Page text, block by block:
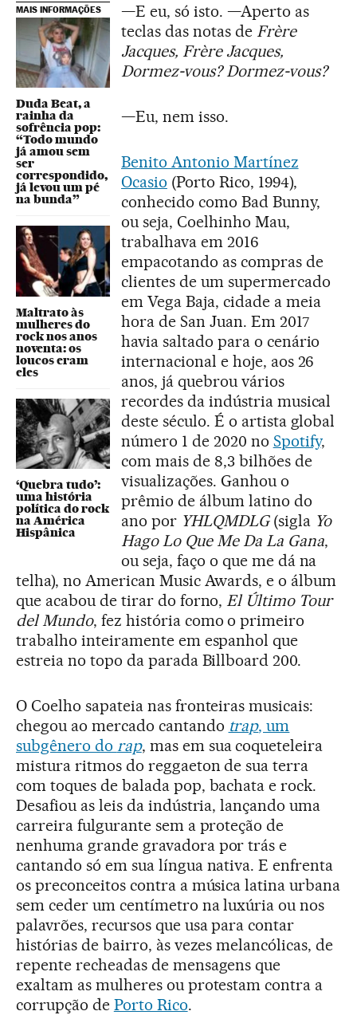
MAIS INFORMAÇÕES
Duda Beat, a
rainha da
sofrência pop:
“Todo mundo
já amou sem
ser
correspondido,
já levou um pé
na bunda”
Maltrato às
mulheres do
rock nos anos
noventa: os
loucos eram
eles
‘Quebra tudo’:
uma história
política do rock
na América
Hispânica
—E eu, só isto. —Aperto as
teclas das notas de Frère
Jacques, Frère Jacques,
Dormez-vous? Dormez-vous?
—Eu, nem isso.
Benito Antonio Martínez
Ocasio (Porto Rico, 1994),
conhecido como Bad Bunny,
ou seja, Coelhinho Mau,
trabalhava em 2016
empacotando as compras de
clientes de um supermercado
em Vega Baja, cidade a meia
hora de San Juan. Em 2017
havia saltado para o cenário
internacional e hoje, aos 26
anos, já quebrou vários
recordes da indústria musical
deste século. É o artista global
número 1 de 2020 no Spotify,
com mais de 8,3 bilhões de
visualizações. Ganhou o
prêmio de álbum latino do
ano por YHLQMDLG(sigla Yo
Hago Lo Que Me Da La Gana,
ou seja, faço o que me dá na
telha), no American Music Awards, e o álbum
que acabou de tirar do forno, El Último Tour
del Mundo, fez história como o primeiro
trabalho inteiramente em espanhol que
estreia no topo da parada Billboard 200.
O Coelho sapateia nas fronteiras musicais:
chegou ao mercado cantando trap, um
subgênero do rap, mas em sua coqueteleira
mistura ritmos do reggaeton de sua terra
com toques de balada pop, bachata e rock.
Desafiou as leis da indústria, lançando uma
carreira fulgurante sem a proteção de
nenhuma grande gravadora por trás e
cantando só em sua língua nativa. E enfrenta
os preconceitos contra a música latina urbana
sem ceder um centímetro na luxúria ou nos
palavrões, recursos que usa para contar
histórias de bairro, às vezes melancólicas, de
repente recheadas de mensagens que
exaltam as mulheres ou protestam contra a
corrupção de Porto Rico.